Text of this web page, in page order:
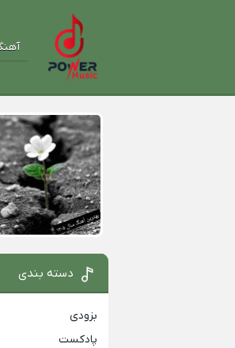
دسته بندی
بزودی
پادکست